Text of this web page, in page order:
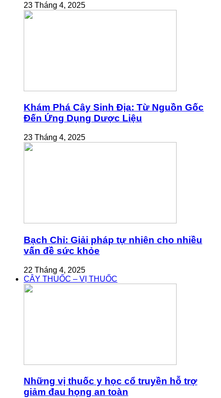
23 Tháng 4, 2025
Khám Phá Cây Sinh Địa: Từ Nguồn Gốc
Đến Ứng Dụng Dược Liệu
23 Tháng 4, 2025
Bạch Chỉ: Giải pháp tự nhiên cho nhiều
vấn đề sức khỏe
22 Tháng 4, 2025
CÂY THUỐC – VỊ THUỐC
Những vị thuốc y học cổ truyền hỗ trợ
giảm đau họng an toàn